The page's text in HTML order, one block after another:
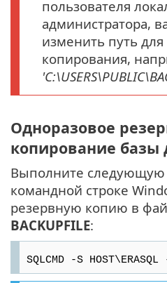
пользователя
администратора,
изменить путь
копирования,
Одноразовое
копирование базы
Выполните следующую
командной строке
резервную копию в
BACKUPFILE:
SQLCMD -S